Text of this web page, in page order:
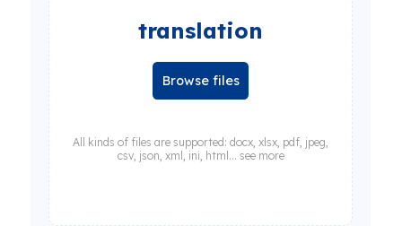
translation
Browse files
All kinds of files are supported: docx, xlsx, pdf, jpeg,
csv, json, xml, ini, html... see more